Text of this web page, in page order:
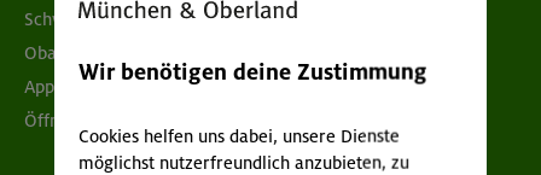
Schwarzes Brett
Obacht geben!
App "Mein DAV+"
Öffnungszeiten
Wir benötigen deine Zustimmung
Cookies helfen uns dabei, unsere Dienste
möglichst nutzerfreundlich anzubieten, zu